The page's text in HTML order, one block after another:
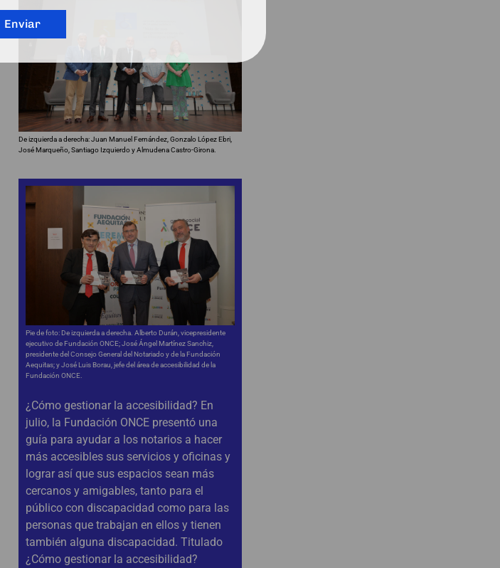
De izquierda a derecha: Juan Manuel Fernández, Gonzalo López Ebri,
José Marqueño, Santiago Izquierdo y Almudena Castro-Girona.
Pie de foto: De izquierda a derecha. Alberto Durán, vicepresidente
ejecutivo de Fundación ONCE; José Ángel Martínez Sanchiz,
presidente del Consejo General del Notariado y de la Fundación
Aequitas; y José Luis Borau, jefe del área de accesibilidad de la
Fundación ONCE.
¿Cómo gestionar la accesibilidad? En
julio, la Fundación ONCE presentó una
guía para ayudar a los notarios a hacer
más accesibles sus servicios y oficinas y
lograr así que sus espacios sean más
cercanos y amigables, tanto para el
público con discapacidad como para las
personas que trabajan en ellos y tienen
también alguna discapacidad. Titulado
¿Cómo gestionar la accesibilidad?
Enviar